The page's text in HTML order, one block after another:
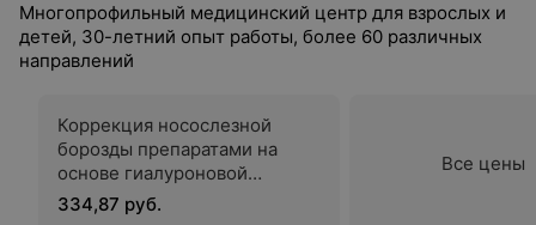
Многопрофильный медицинский центр для взрослых и
детей, 30-летний опыт работы, более 60 различных
направлений
Коррекция носослезной
борозды препаратами на
основе гиалуроновой
кислоты
334,87 руб.
Все цены